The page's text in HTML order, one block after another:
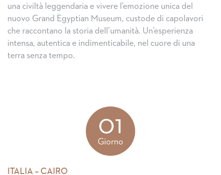
una civiltà leggendaria e vivere l’emozione unica del
nuovo Grand Egyptian Museum, custode di capolavori
che raccontano la storia dell’umanità. Un’esperienza
intensa, autentica e indimenticabile, nel cuore di una
terra senza tempo.
01
Giorno
ITALIA – CAIRO